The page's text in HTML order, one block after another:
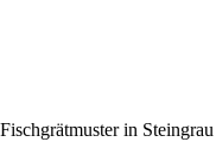
in Steingrau